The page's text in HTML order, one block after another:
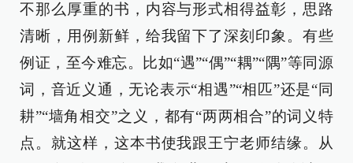
不那么厚重的书，内容与形式相得益彰，思路
清晰，用例新鲜，给我留下了深刻印象。有些
例证，至今难忘。比如“遇”“偶”“耦”“隅”等同源
词，音近义通，无论表示“相遇”“相匹”还是“同
耕”“墙角相交”之义，都有“两两相合”的词义特
点。就这样，这本书使我跟王宁老师结缘。从